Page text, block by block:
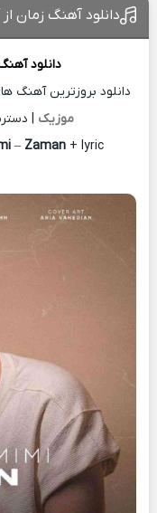
دانلود آهنگ زمان
دانلود
دانلود بروزترین آهنگ
موزیک |
– Zaman+ lyric